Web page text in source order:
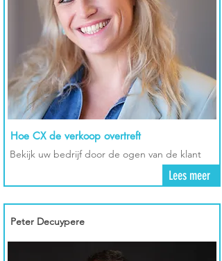
Hoe CX de verkoop overtreft
Bekijk uw bedrijf door de ogen van de klant
Lees meer
Peter Decuypere